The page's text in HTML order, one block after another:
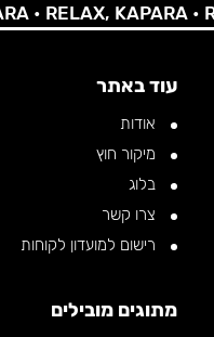
RELAX, KAPARA •
עוד באתר
אודות
מיקור חוץ
בלוג
צרו קשר
רישום למועדון לקוחות
מתוגים מובילים